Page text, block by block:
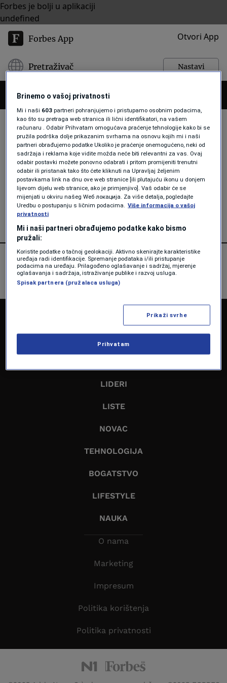
Forbes je bolji u aplikaciji
undefined
Forbes App Otvori App
Pretraživač Nastavi
ZAPOŠLJAVNJE
BIZNIS
Četiri znaka da je ponuda za posao
prevara
Forbes Srbija
LIDERI
LISTE
NOVAC
TEHNOLOGIJA
BOGATSTVO
LIFESTYLE
NAUKA
O nama
Marketing
Impresum
Politika korištenja
Politika privatnosti
Brinemo o vašoj privatnosti
Mi i naši 603 partneri pohranjujemo i pristupamo osobnim podacima,
kao što su pretraga web stranica ili lični identifikatori, na vašem
računaru . Odabir Prihvatam omogućava praćenje tehnologije kako bi se
pružila podrška dolje prikazanim svrhama na osnovu kojih mi i naši
partneri obrađujemo podatke Ukoliko je praćenje onemogućeno, neki od
sadržaja i reklama koje vidite možda neće biti relevantni za vas. Ovaj
odabir postavki možete ponovno odabrati i pritom promijeniti trenutni
odabir ili pristanak tako što ćete kliknuti na Upravljaj željenim
postavkama link na dnu ove web stranice [ili plutajuću ikonu u donjem
lijevom dijelu web stranice, ako je primjenjivo]. Vaš odabir će se
mijenjati u okviru našeg Wеб локација. Za više detalja, pogledajte
Uredbu o postupanju s ličnim podacima.
Više informacija o vašoj
privatnosti
Mi i naši partneri obrađujemo podatke kako bismo
pružali:
Koristite podatke o tačnoj geolokaciji. Aktivno skenirajte karakteristike
uređaja radi identifikacije. Spremanje podataka i/ili pristupanje
podacima na uređaju. Prilagođeno oglašavanje i sadržaj, mjerenje
oglašavanja i sadržaja, istraživanje publike i razvoj usluga.
Spisak partnera (pružalaca usluga)
Prikaži svrhe
Prihvatam